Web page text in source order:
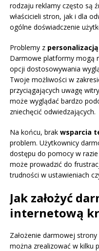
rodzaju reklamy często są
właścicieli stron, jak i dla
ogólne doświadczenie
Problemy z personalizacją
Darmowe platformy mogą
opcji dostosowywania
Twoje możliwości w
przyciągających uwagę
może wyglądać bardzo
zniechęcić odwiedzających.
Na końcu, brak wsparcia
problem. Użytkownicy
dostępu do pomocy w
może prowadzić do
trudności w ustawieniach
Jak założyć
internetową
Założenie darmowej
można zrealizować w kilku